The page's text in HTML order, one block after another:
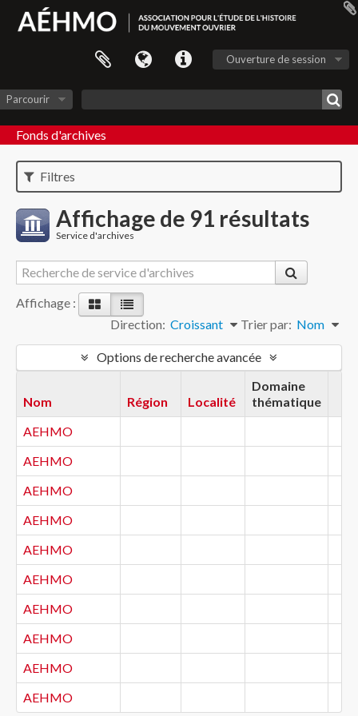
Ouverture de session
Parcourir
Fonds d'archives
Filtres
Affichage de 91 résultats
Service d'archives
Affichage :
Trier par: Nom
Direction: Croissant
Options de recherche avancée
Nom Région Localité
Domaine
thématique
AEHMO
AEHMO
AEHMO
AEHMO
AEHMO
AEHMO
AEHMO
AEHMO
AEHMO
AEHMO